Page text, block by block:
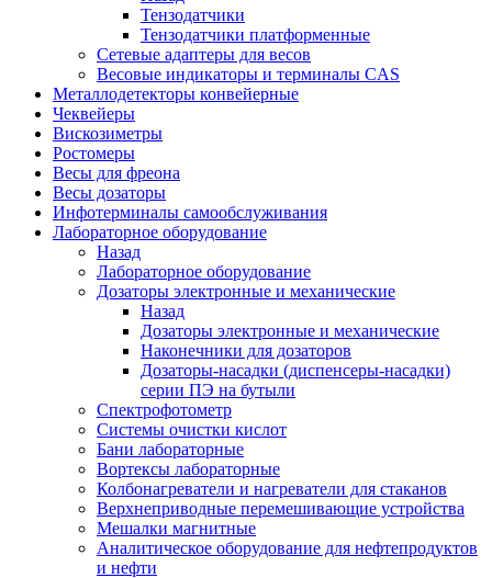
Тензодатчики
Тензодатчики платформенные
Сетевые адаптеры для весов
Весовые индикаторы и терминалы CAS
Металлодетекторы конвейерные
Чеквейеры
Вискозиметры
Ростомеры
Весы для фреона
Весы дозаторы
Инфотерминалы самообслуживания
Лабораторное оборудование
Назад
Лабораторное оборудование
Дозаторы электронные и механические
Назад
Дозаторы электронные и механические
Наконечники для дозаторов
Дозаторы-насадки (диспенсеры-насадки)
серии ПЭ на бутыли
Спектрофотометр
Системы очистки кислот
Бани лабораторные
Вортексы лабораторные
Колбонагреватели и нагреватели для стаканов
Верхнеприводные перемешивающие устройства
Мешалки магнитные
Аналитическое оборудование для нефтепродуктов
и нефти